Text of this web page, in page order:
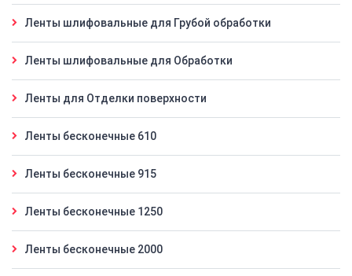
Ленты шлифовальные для Грубой обработки
Ленты шлифовальные для Обработки
Ленты для Отделки поверхности
Ленты бесконечные 610
Ленты бесконечные 915
Ленты бесконечные 1250
Ленты бесконечные 2000